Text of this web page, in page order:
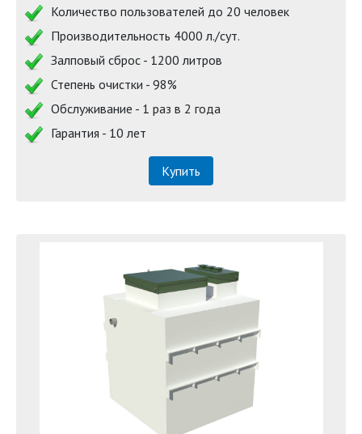
Количество пользователей до 20 человек
Производительность 4000 л./сут.
Залповый сброс - 1200 литров
Степень очистки - 98%
Обслуживание - 1 раз в 2 года
Гарантия - 10 лет
Купить